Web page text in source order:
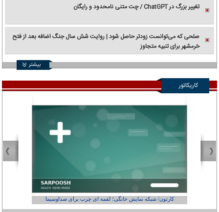
تغییر بزرگ در ChatGPT / چت متنی نامحدود و رایگان
صلحی که می‌توانست زودتر حاصل شود | روایت شش سال جنگ اضافه بعد از فتح
خرمشهر برای تنبیه متجاوز
بیشتر
کاریکاتور
کارتون/ شبکه نمایش خانگی؛ لقمه ای چرب برای صداوسیما